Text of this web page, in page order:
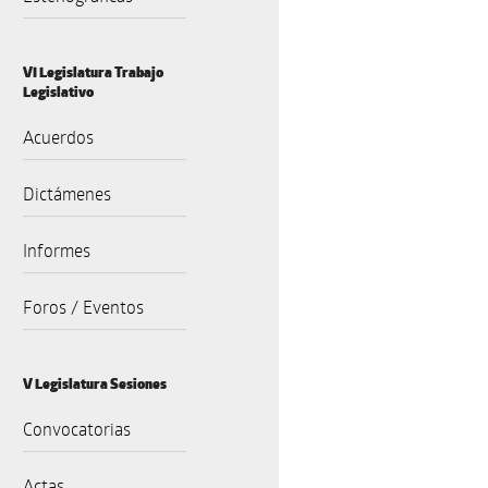
VI Legislatura Trabajo
Legislativo
Acuerdos
Dictámenes
Informes
Foros / Eventos
V Legislatura Sesiones
Convocatorias